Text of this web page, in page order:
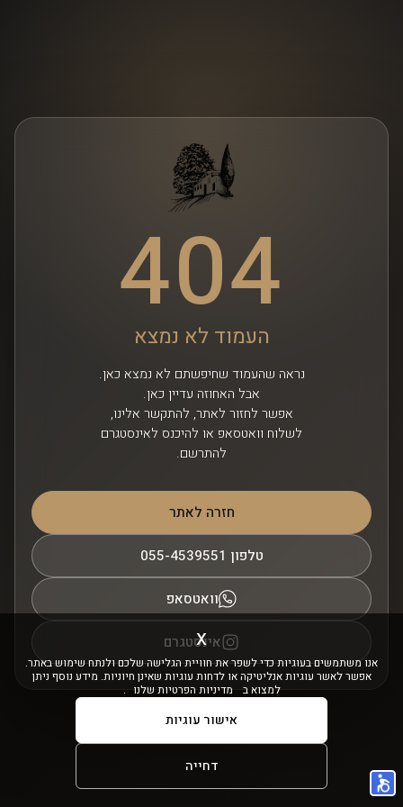
404
העמוד לא נמצא
לשלוח וואטסאפ או להיכנס לאינסטגרם
להתרשם.
חזרה לאתר
טלפון 055-4539551
וואטסאפ
אינסטגרם
x
אנו משתמשים בעוגיות כדי לשפר את חוויית הגלישה שלכם ולנתח שימוש באתר.
אפשר לאשר עוגיות אנליטיקה או לדחות עוגיות שאינן חיוניות. מידע נוסף ניתן
למצוא ב
מדיניות הפרטיות שלנו .
אישור עוגיות
דחייה